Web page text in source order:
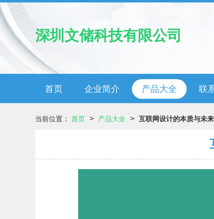
深圳文储科技有限公司
首页 企业简介 产品大全 联
当前位置： 首页 > 产品大全 > 互联网设计的本质与未